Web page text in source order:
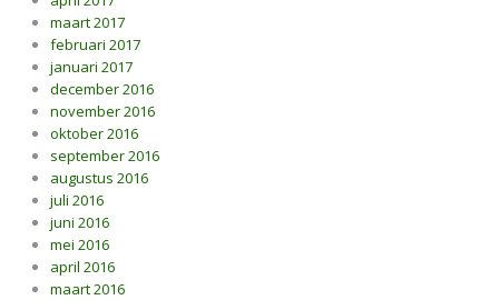
maart 2017
februari 2017
januari 2017
december 2016
november 2016
oktober 2016
september 2016
augustus 2016
juli 2016
juni 2016
mei 2016
april 2016
maart 2016